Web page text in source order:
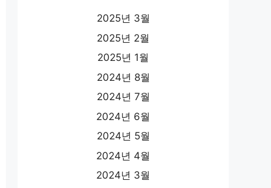
2025년 3월
2025년 2월
2025년 1월
2024년 8월
2024년 7월
2024년 6월
2024년 5월
2024년 4월
2024년 3월